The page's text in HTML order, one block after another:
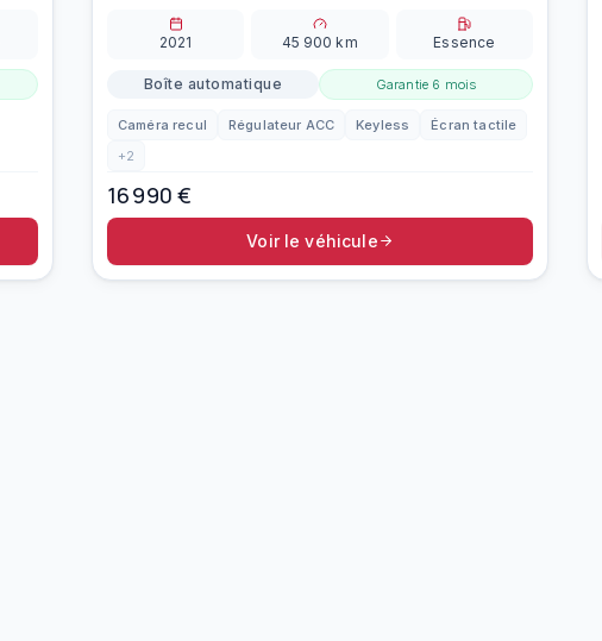
2021 45 900 km Essence
Boîte automatique Garantie 6 mois
Caméra recul Régulateur ACC Keyless
Écran tactile
+2
16 990 €
Voir le véhicule